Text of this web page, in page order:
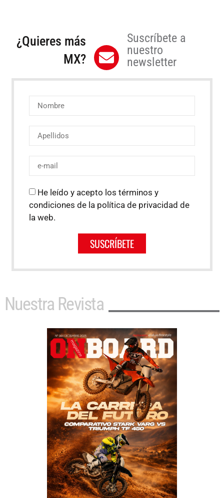
¿Quieres más
MX?
Suscríbete a
nuestro
newsletter
He leído y acepto los términos y
condiciones de la política de privacidad de
la web.
SUSCRÍBETE
Nuestra Revista